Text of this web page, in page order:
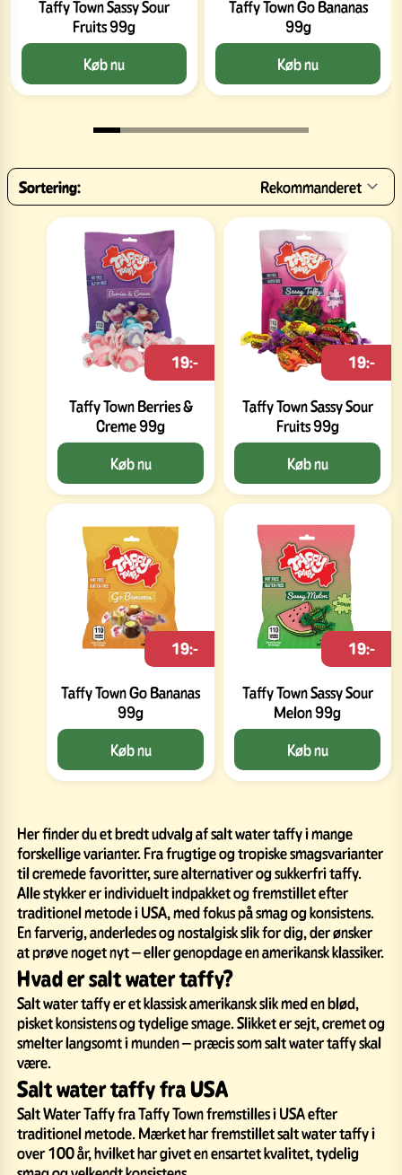
Taffy Town Sassy Sour
Fruits 99g
Køb nu
Taffy Town Go Bananas
99g
Køb nu
Sortering: Rekommanderet
Taffy Town Berries &
Creme 99g
19:-
Køb nu
Taffy Town Sassy Sour
Fruits 99g
19:-
Køb nu
Taffy Town Go Bananas
99g
19:-
Køb nu
Taffy Town Sassy Sour
Melon 99g
19:-
Køb nu
Her finder du et bredt udvalg af salt water taffy i mange
forskellige varianter. Fra frugtige og tropiske smagsvarianter
til cremede favoritter, sure alternativer og sukkerfri taffy.
Alle stykker er individuelt indpakket og fremstillet efter
traditionel metode i USA, med fokus på smag og konsistens.
En farverig, anderledes og nostalgisk slik for dig, der ønsker
at prøve noget nyt – eller genopdage en amerikansk klassiker.
Hvad er salt water taffy?
Salt water taffy er et klassisk amerikansk slik med en blød,
pisket konsistens og tydelige smage. Slikket er sejt, cremet og
smelter langsomt i munden – præcis som salt water taffy skal
være.
Salt water taffy fra USA
Salt Water Taffy fra Taffy Town fremstilles i USA efter
traditionel metode. Mærket har fremstillet salt water taffy i
over 100 år, hvilket har givet en ensartet kvalitet, tydelig